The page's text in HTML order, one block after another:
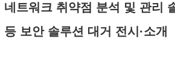
네트워크 취약점 분석 및 관리
등 보안 솔루션 대거 전시·소개